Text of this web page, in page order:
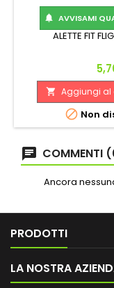
 AVVISAMI
ALETTE FIT
 Aggiungi al
 Non
COMMENTI
Ancora
PRODOTTI
LA NOSTRA